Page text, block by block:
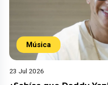
Música
23 Jul 2026